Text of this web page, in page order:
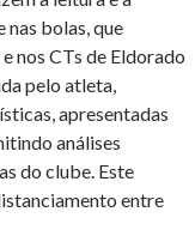
bolas, que
nos CTs de Eldorado
pelo atleta,
apresentadas
análises
do clube. Este
entre